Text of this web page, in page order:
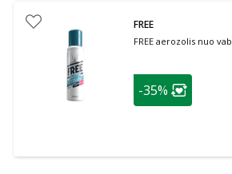
FREE
FREE aerozolis nuo
patarimas
Lojalumo
-35%